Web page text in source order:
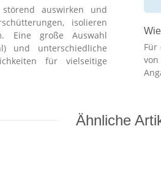
auswirken und
isolieren
Eine große Auswahl
und unterschiedliche
für vielseitige
Für
Ähnliche